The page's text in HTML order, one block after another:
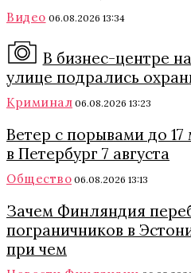
Видео 06.08.2026 13:34
В бизнес-центре
улице подрались
Криминал 06.08.2026 13:23
Ветер с порывами до
в Петербург 7 августа
Общество 06.08.2026 13:13
Зачем Финляндия
пограничников в
при чем